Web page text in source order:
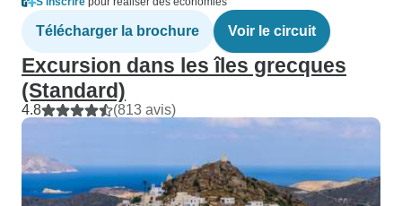
Télécharger la brochure Voir le circuit
Excursion dans les îles grecques
(Standard)
4.8 (813 avis)